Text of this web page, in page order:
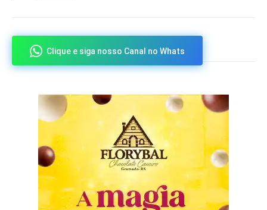
Clique e siga nosso Canal no Whats